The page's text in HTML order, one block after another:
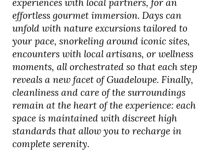
experiences with local partners, for an
effortless gourmet immersion. Days can
unfold with nature excursions tailored to
your pace, snorkeling around iconic sites,
encounters with local artisans, or wellness
moments, all orchestrated so that each step
reveals a new facet of Guadeloupe. Finally,
cleanliness and care of the surroundings
remain at the heart of the experience: each
space is maintained with discreet high
standards that allow you to recharge in
complete serenity.